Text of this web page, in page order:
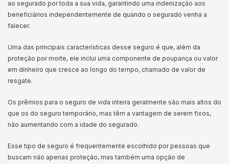
ao segurado por toda a sua vida, garantindo uma indenização aos
beneficiários independentemente de quando o segurado venha a
falecer.
Uma das principais características desse seguro é que, além da
proteção por morte, ele inclui uma componente de poupança ou valor
em dinheiro que cresce ao longo do tempo, chamado de valor de
resgate.
Os prêmios para o seguro de vida inteira geralmente são mais altos do
que os do seguro temporário, mas têm a vantagem de serem fixos,
não aumentando com a idade do segurado.
Esse tipo de seguro é frequentemente escolhido por pessoas que
buscam não apenas proteção, mas também uma opção de